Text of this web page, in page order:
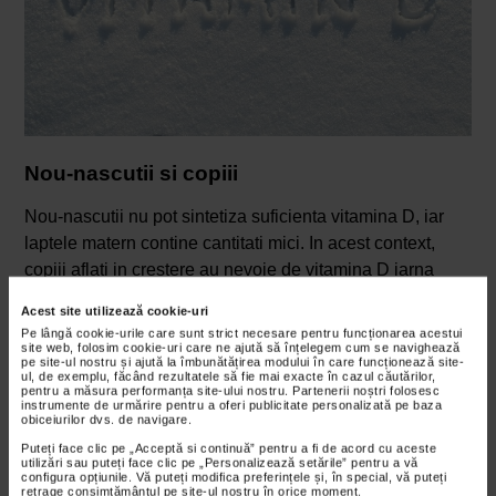
Acest site utilizează cookie-uri
Pe lângă cookie-urile care sunt strict necesare pentru funcționarea acestui
site web, folosim cookie-uri care ne ajută să înțelegem cum se navighează
pe site-ul nostru și ajută la îmbunătățirea modului în care funcționează site-
ul, de exemplu, făcând rezultatele să fie mai exacte în cazul căutărilor,
pentru a măsura performanța site-ului nostru. Partenerii noștri folosesc
instrumente de urmărire pentru a oferi publicitate personalizată pe baza
obiceiurilor dvs. de navigare.
Puteți face clic pe „Acceptă si continuă” pentru a fi de acord cu aceste
utilizări sau puteți face clic pe „Personalizează setările” pentru a vă
configura opțiunile. Vă puteți modifica preferințele și, în special, vă puteți
retrage consimțământul pe site-ul nostru în orice moment.
Nou-nascutii si copiii
Nou-nascutii nu pot sintetiza suficienta vitamina D, iar
laptele matern contine cantitati mici. In acest context,
copiii aflati in crestere au nevoie de vitamina D iarna
prevenirea rahitismului. Dozele de vitamina D iarna
recomandate sunt:
nou-nascuti si sugari: 400 UI/zi;
copiii peste 1 an: 600-1000 UI/zi.
Suplimentarea este recomandata indiferent de anotimp
la sugari si, la copiii mari, in special in sezonul rece.